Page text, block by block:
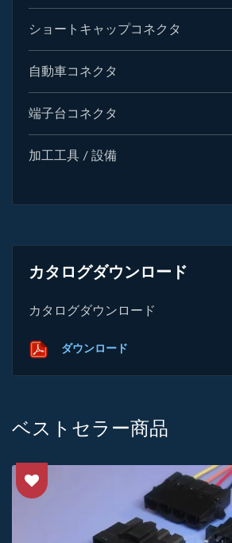
ショートキャップコネクタ
自動車コネクタ
端子台コネクタ
加工工具 / 設備
カタログダウンロード
カタログダウンロード
ダウンロード
ベストセラー商品